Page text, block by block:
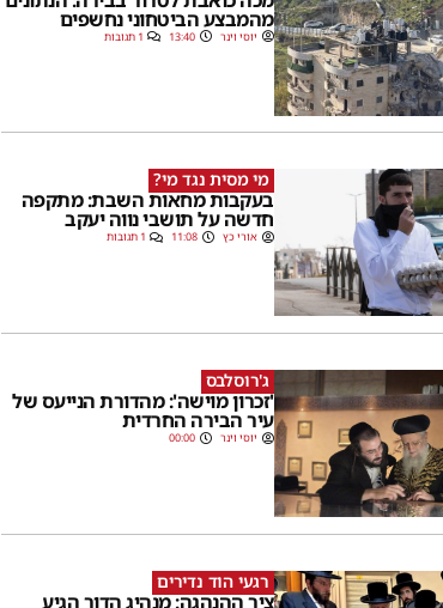
מהמבצע הביטחוני נחשפים
יוסי וינר 13:40 1 תגובות
מי מסית נגד מי?
בעקבות מחאות השבת: מתקפה
חדשה על תושבי נווה יעקב
אורי כץ 11:08 1 תגובות
ג'רוסלבס
'זכרון מוישה': מהדורת הנייעס של
עיר הבירה החרדית
יוסי וינר 00:00
רגעי הוד נדירים
ציר ההנהגה: מנהיג הדור הגיע